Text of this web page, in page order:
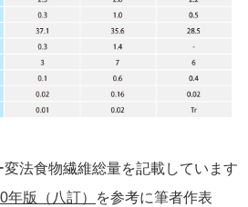
法食物繊維総量を記載しています
版（八訂）
を参考に筆者作表